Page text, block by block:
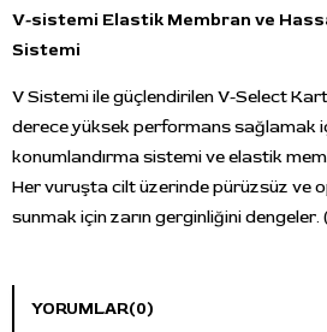
V-sistemi Elastik Membran ve
Sistemi
V Sistemi ile güçlendirilen V-Select
derece yüksek performans sağlamak
konumlandırma sistemi ve elastik
Her vuruşta cilt üzerinde pürüzsüz ve
sunmak için zarın gerginliğini
iğnenin titreşimini ek hassasiyet için
YORUMLAR(0)